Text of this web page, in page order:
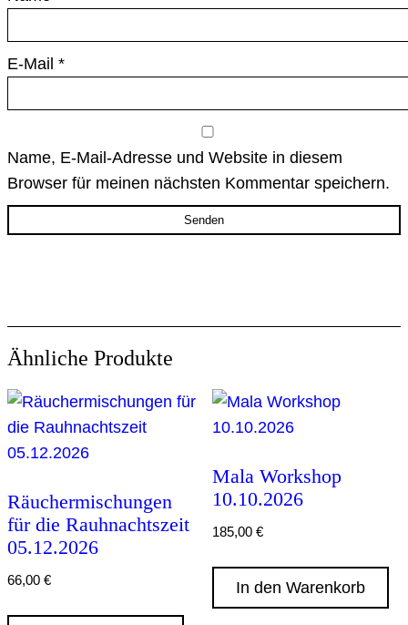
E-Mail *
Name, E-Mail-Adresse und Website in diesem
Browser für meinen nächsten Kommentar speichern.
Ähnliche Produkte
Räuchermischungen
für die Rauhnachtszeit
05.12.2026
66,00 €
Mala Workshop
10.10.2026
185,00 €
In den Warenkorb